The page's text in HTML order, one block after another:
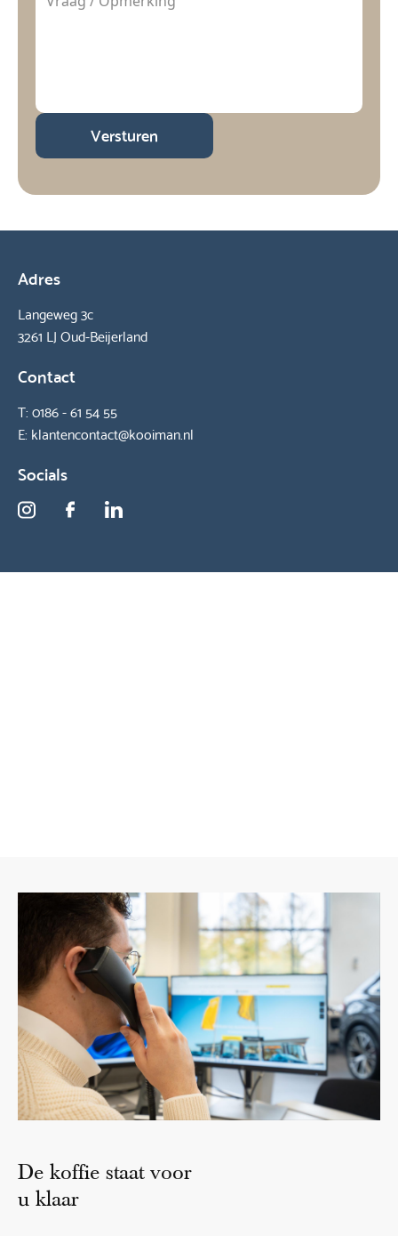
Versturen
Adres
Langeweg 3c
3261 LJ Oud-Beijerland
Contact
T:0186 - 61 54 55
E: klantencontact@kooiman.nl
Socials
De koffie staat voor
u klaar